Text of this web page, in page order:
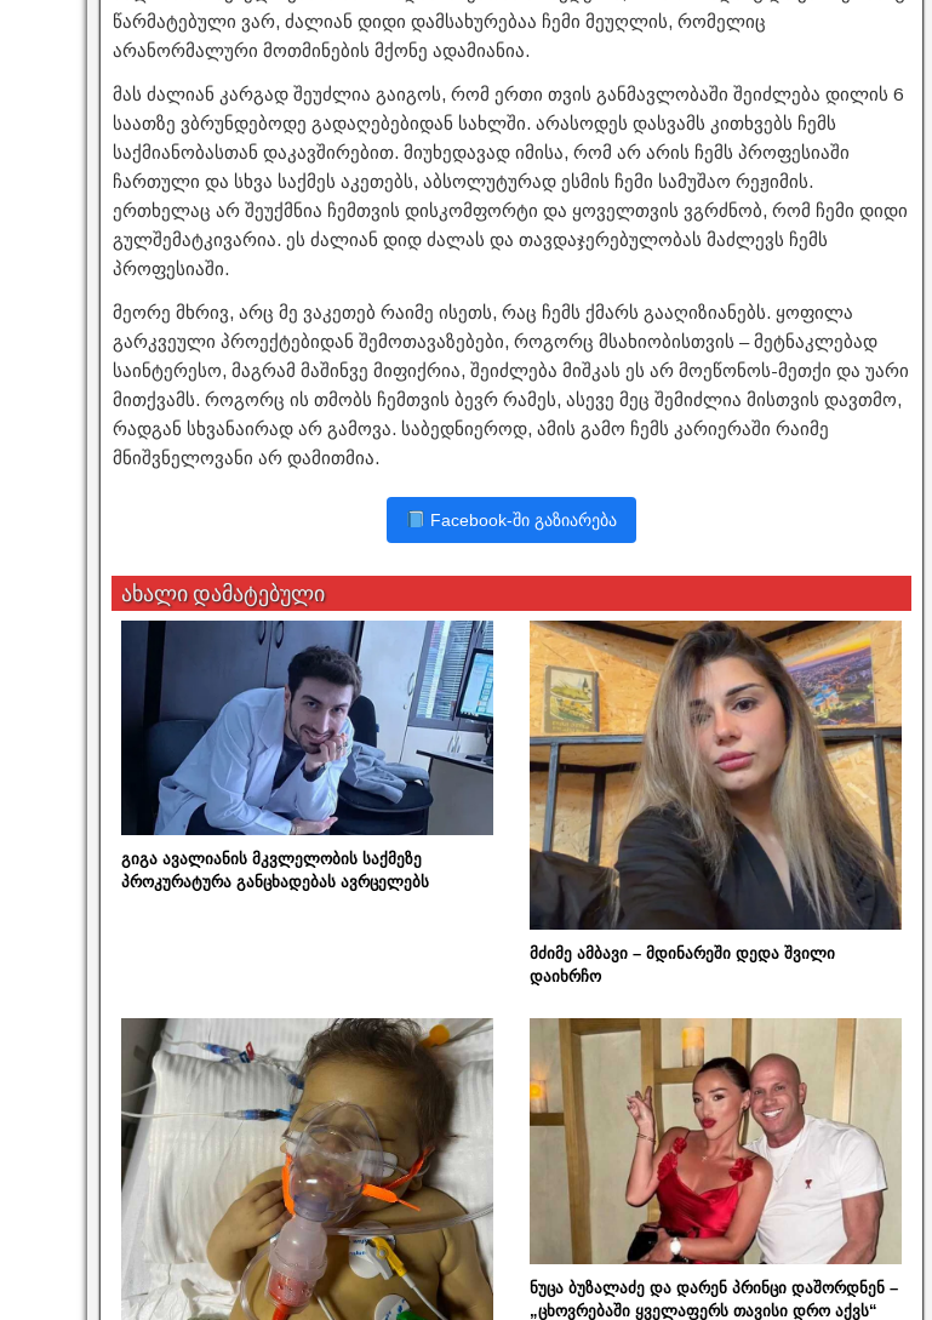
წარმატებული ვარ, ძალიან დიდი დამსახურებაა ჩემი მეუღლის, რომელიც
არანორმალური მოთმინების მქონე ადამიანია.
მას ძალიან კარგად შეუძლია გაიგოს, რომ ერთი თვის განმავლობაში შეიძლება დილის 6
საათზე ვბრუნდებოდე გადაღებებიდან სახლში. არასოდეს დასვამს კითხვებს ჩემს
საქმიანობასთან დაკავშირებით. მიუხედავად იმისა, რომ არ არის ჩემს პროფესიაში
ჩართული და სხვა საქმეს აკეთებს, აბსოლუტურად ესმის ჩემი სამუშაო რეჟიმის.
ერთხელაც არ შეუქმნია ჩემთვის დისკომფორტი და ყოველთვის ვგრძნობ, რომ ჩემი დიდი
გულშემატკივარია. ეს ძალიან დიდ ძალას და თავდაჯერებულობას მაძლევს ჩემს
პროფესიაში.
მეორე მხრივ, არც მე ვაკეთებ რაიმე ისეთს, რაც ჩემს ქმარს გააღიზიანებს. ყოფილა
გარკვეული პროექტებიდან შემოთავაზებები, როგორც მსახიობისთვის – მეტნაკლებად
საინტერესო, მაგრამ მაშინვე მიფიქრია, შეიძლება მიშკას ეს არ მოეწონოს-მეთქი და უარი
მითქვამს. როგორც ის თმობს ჩემთვის ბევრ რამეს, ასევე მეც შემიძლია მისთვის დავთმო,
რადგან სხვანაირად არ გამოვა. საბედნიეროდ, ამის გამო ჩემს კარიერაში რაიმე
მნიშვნელოვანი არ დამითმია.
Facebook-ში გაზიარება
ახალი დამატებული
გიგა ავალიანის მკვლელობის საქმეზე
პროკურატურა განცხადებას ავრცელებს
მძიმე ამბავი – მდინარეში დედა შვილი
დაიხრჩო
ნუცა ბუზალაძე და დარენ პრინცი დაშორდნენ –
„ცხოვრებაში ყველაფერს თავისი დრო აქვს“